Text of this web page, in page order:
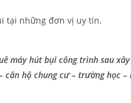
tại những đơn vị uy tín.
máy hút bụi công trình sau
căn hộ chung cư – trường học –